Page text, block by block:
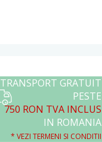
TRANSPORT GRATUIT
PESTE
750 RON TVA INCLUS
IN ROMANIA
* VEZI TERMENI SI CONDITII